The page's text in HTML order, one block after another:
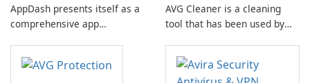
AppDash presents itself as a
comprehensive app
tailored for users seeking to
streamline their experience
AVG Cleaner is a cleaning
tool that has been used by
worldwide to clean their
devices. This app offers